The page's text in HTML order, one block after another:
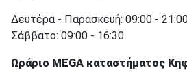
Δευτέρα - Παρασκευή: 09:00 -
Σάββατο: 09:00 - 16:30
Ωράριο MEGA καταστήματος